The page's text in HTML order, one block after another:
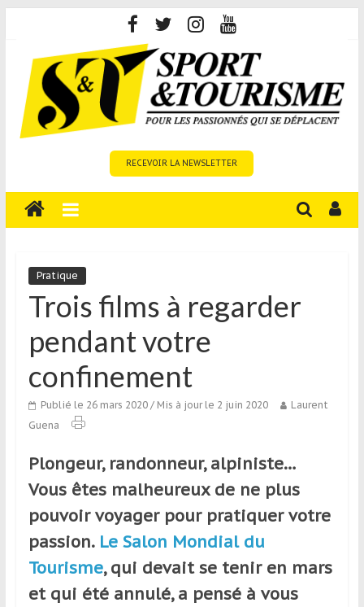
content
Tourisme
est
média
sur
tourisme
sportif
qui
aux
voyageurs
ou
réguliers,
pratiquants,
passionnés
ou
simples
spectateurs
RECEVOIR LA NEWSLETTER
Pratique
Trois films à regarder
pendant votre
confinement
Publié le 26 mars 2020/ Mis à jour le 2 juin 2020
Laurent
Guena
Plongeur, randonneur, alpiniste…
Vous êtes malheureux de ne plus
pouvoir voyager pour pratiquer votre
passion. Le Salon Mondial du
Tourisme, qui devait se tenir en mars
et qui été annulé, a pensé à vous